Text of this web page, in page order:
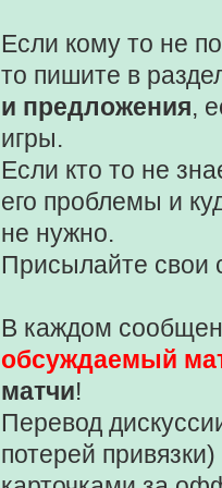
Если кому то не
то пишите в
и предложения,
игры.
Если кто то не
его проблемы и
не нужно.
Присылайте свои
В каждом
обсуждаемый
матчи!
Перевод
потерей